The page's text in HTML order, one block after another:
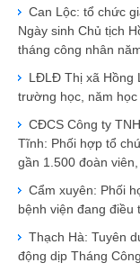
Can Lộc: tổ chức
Ngày sinh Chủ tịch
tháng công nhân
LĐLĐ Thị xã Hồng
trường học, năm học
CĐCS Công ty
Tĩnh: Phối hợp tổ
gần 1.500 đoàn
Cẩm xuyên: Phối
bệnh viện đang điều
Thạch Hà: Tuyên
động dịp Tháng